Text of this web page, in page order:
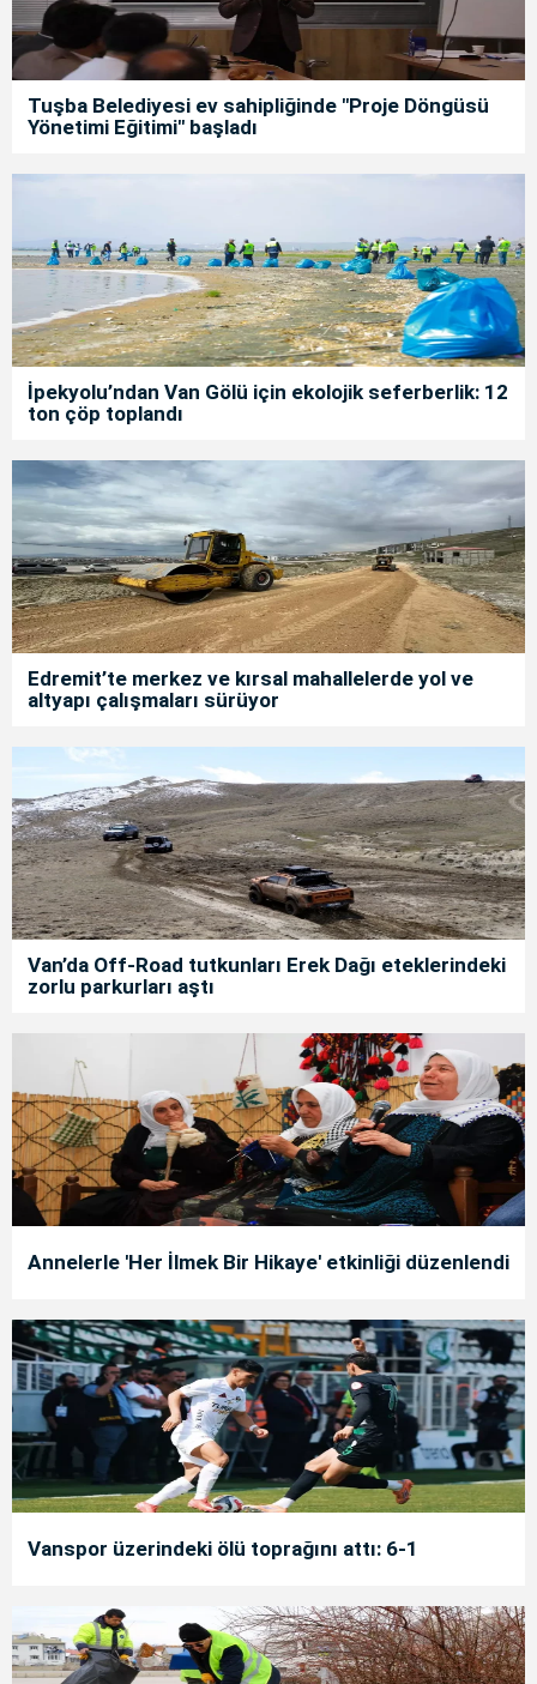
Tuşba Belediyesi ev sahipliğinde "Proje Döngüsü
Yönetimi Eğitimi" başladı
İpekyolu’ndan Van Gölü için ekolojik seferberlik: 12
ton çöp toplandı
Edremit’te merkez ve kırsal mahallelerde yol ve
altyapı çalışmaları sürüyor
Van’da Off-Road tutkunları Erek Dağı eteklerindeki
zorlu parkurları aştı
Annelerle 'Her İlmek Bir Hikaye' etkinliği düzenlendi
Vanspor üzerindeki ölü toprağını attı: 6-1